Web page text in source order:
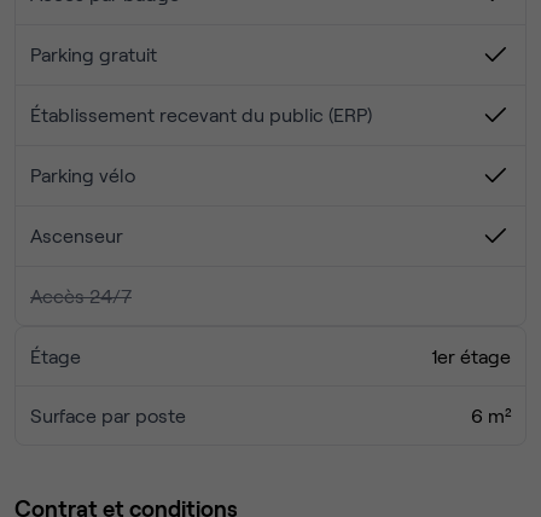
rendez-vous 📅
🌟 Pourquoi nous choisir ?
Espace propice à la collaboration tout en offrant la
Flexibilité : Louez à la journée, à la semaine ou au
Emplacement central à Sisteron, avec commerces et
Parking gratuit
Établissement recevant du public (ERP)
Parking vélo
Ascenseur
Accès 24/7
Étage 1er étage
Surface par poste 6 m²
Contrat et conditions